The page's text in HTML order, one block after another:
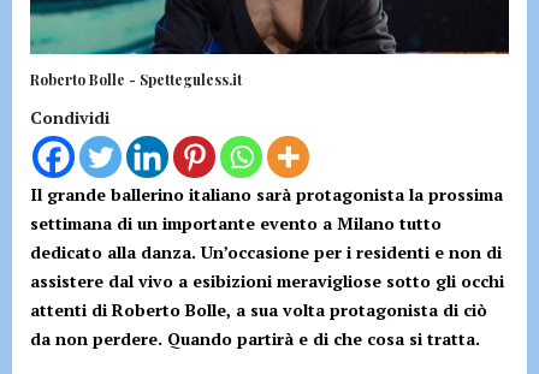
Roberto Bolle - Spetteguless.it
Condividi
Il grande ballerino italiano sarà protagonista la prossima
settimana di un importante evento a Milano tutto
dedicato alla danza. Un’occasione per i residenti e non di
assistere dal vivo a esibizioni meravigliose sotto gli occhi
attenti di Roberto Bolle, a sua volta protagonista di ciò
da non perdere. Quando partirà e di che cosa si tratta.